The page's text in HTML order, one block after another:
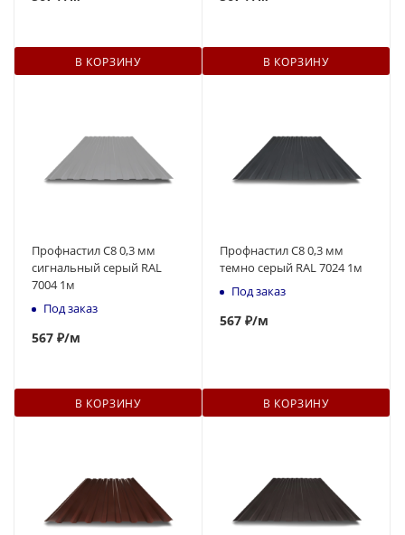
В КОРЗИНУ В КОРЗИНУ
Профнастил С8 0,3 мм
сигнальный серый RAL
7004 1м
Под заказ
567 ₽/м
В КОРЗИНУ
Профнастил С8 0,3 мм
темно серый RAL 7024 1м
Под заказ
567 ₽/м
В КОРЗИНУ